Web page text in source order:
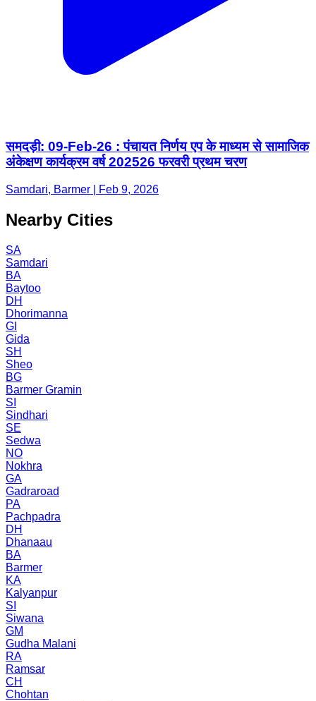
समदड़ी: 09-Feb-26 : पंचायत निर्णय एप के माध्यम से सामाजिक
अंकेक्षण कार्यक्रम वर्ष 202526 फरवरी प्रथम चरण
Samdari, Barmer | Feb 9, 2026
Nearby Cities
SA
Samdari
BA
Baytoo
DH
Dhorimanna
GI
Gida
SH
Sheo
BG
Barmer Gramin
SI
Sindhari
SE
Sedwa
NO
Nokhra
GA
Gadraroad
PA
Pachpadra
DH
Dhanaau
BA
Barmer
KA
Kalyanpur
SI
Siwana
GM
Gudha Malani
RA
Ramsar
CH
Chohtan